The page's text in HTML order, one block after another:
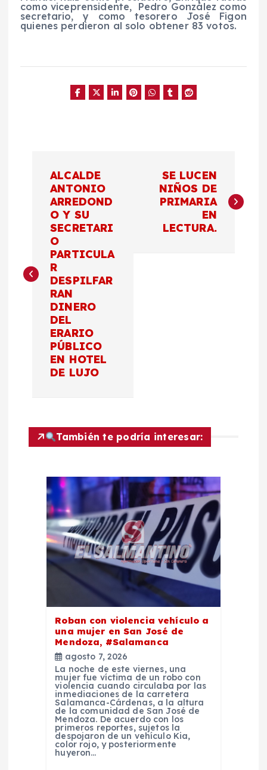
como viceprensidente, Pedro González como
secretario, y como tesorero José Figon
quienes perdieron al solo obtener 83 votos.
g
n
ALCALDE
ANTONIO
ARREDOND
O Y SU
SECRETARI
O
PARTICULA
R
DESPILFAR
RAN
DINERO
DEL
ERARIO
PÚBLICO
EN HOTEL
DE LUJO
SE LUCEN
NIÑOS DE
PRIMARIA
EN
LECTURA.
También te podría interesar:
Roban con violencia vehículo a
una mujer en San José de
Mendoza, #Salamanca
agosto 7, 2026
La noche de este viernes, una
mujer fue víctima de un robo con
violencia cuando circulaba por las
inmediaciones de la carretera
Salamanca-Cárdenas, a la altura
de la comunidad de San José de
Mendoza. De acuerdo con los
primeros reportes, sujetos la
despojaron de un vehículo Kia,
color rojo, y posteriormente
huyeron…